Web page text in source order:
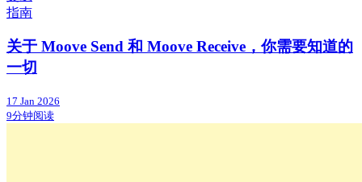
指南
关于 Moove Send 和 Moove Receive，你需要知道的
一切
17 Jan 2026
9分钟阅读